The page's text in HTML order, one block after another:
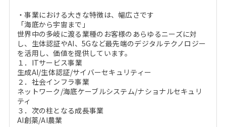
・事業における大きな特徴は、幅広さです
「海底から宇宙まで」
世界中の多岐に渡る業種のお客様のあらゆるニーズに対
し、生体認証やAI、5Gなど最先端のデジタルテクノロジー
を活用し、価値を提供しています。
１．ITサービス事業
生成AI/生体認証/サイバーセキュリティー
２．社会インフラ事業
ネットワーク/海底ケーブルシステム/ナショナルセキュリ
ティ
３．次の柱となる成長事業
AI創薬/AI農業